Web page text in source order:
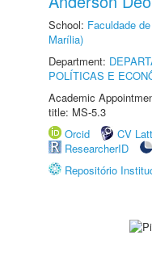
School: Faculdade
Marília)
Department:
POLÍTICAS E
Academic
title: MS-5.3
Orcid
CV
ResearcherID
Repositório